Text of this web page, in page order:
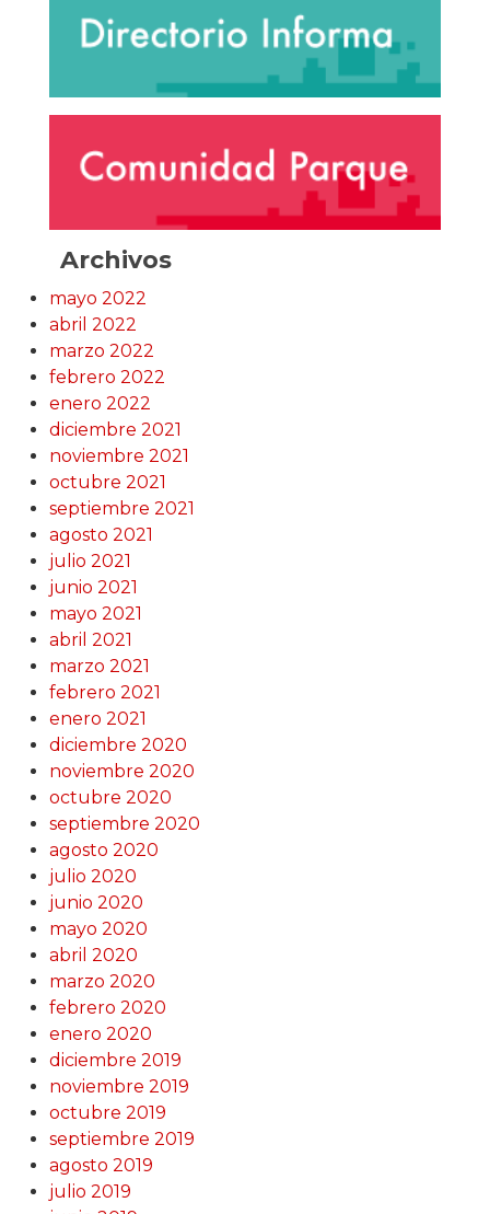
Archivos
mayo 2022
abril 2022
marzo 2022
febrero 2022
enero 2022
diciembre 2021
noviembre 2021
octubre 2021
septiembre 2021
agosto 2021
julio 2021
junio 2021
mayo 2021
abril 2021
marzo 2021
febrero 2021
enero 2021
diciembre 2020
noviembre 2020
octubre 2020
septiembre 2020
agosto 2020
julio 2020
junio 2020
mayo 2020
abril 2020
marzo 2020
febrero 2020
enero 2020
diciembre 2019
noviembre 2019
octubre 2019
septiembre 2019
agosto 2019
julio 2019